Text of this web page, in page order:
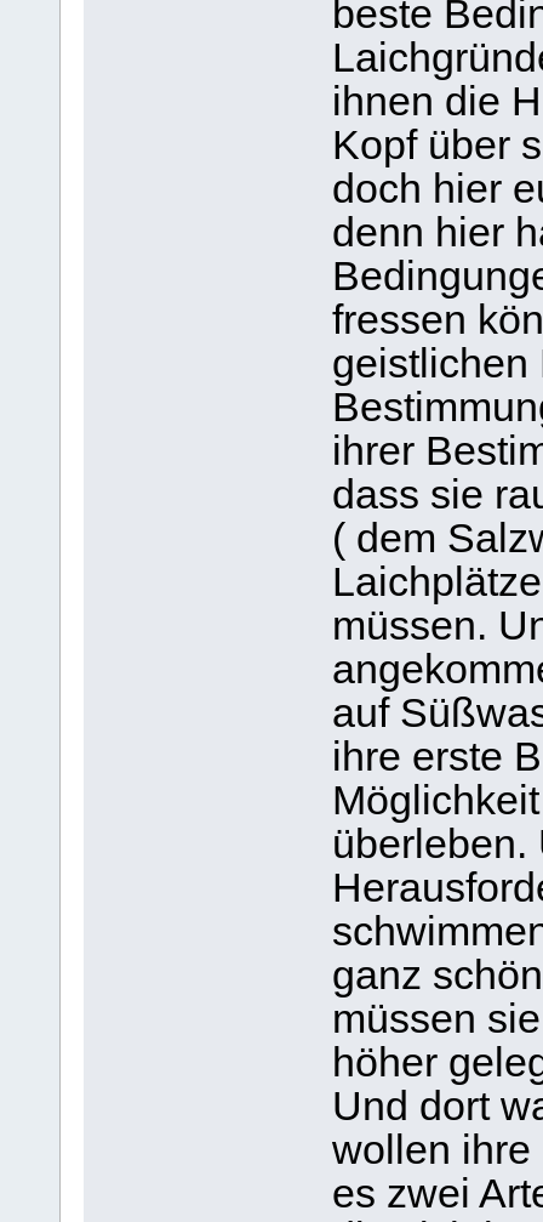
beste
ihnen die
Kopf über
doch hier
denn hier
fressen
geistlichen
ihrer
dass sie
( dem
müssen.
auf
ihre erste
überleben.
ganz
müssen
höher
Und dort
wollen ihre
es zwei